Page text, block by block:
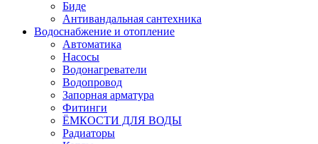
Биде
Антивандальная сантехника
Водоснабжение и отопление
Автоматика
Насосы
Водонагреватели
Водопровод
Запорная арматура
Фитинги
ЁМКОСТИ ДЛЯ ВОДЫ
Радиаторы